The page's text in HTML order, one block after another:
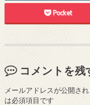
Pocket
コメントを残
メールアドレスが公開さ
は必須項目です